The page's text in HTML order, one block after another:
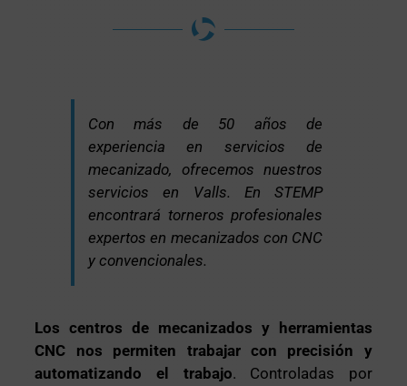
Con más de 50 años de
experiencia en servicios de
mecanizado, ofrecemos nuestros
servicios en Valls. En STEMP
encontrará torneros profesionales
expertos en mecanizados con CNC
y convencionales.
Los centros de mecanizados y herramientas
CNC nos permiten trabajar con precisión y
automatizando el trabajo. Controladas por